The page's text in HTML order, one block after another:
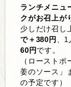
ランチメニュ
クがお召上が
少しだけ召し
で＋380円
、
60円です。
（ロースト
姜のソース」
の予定です）